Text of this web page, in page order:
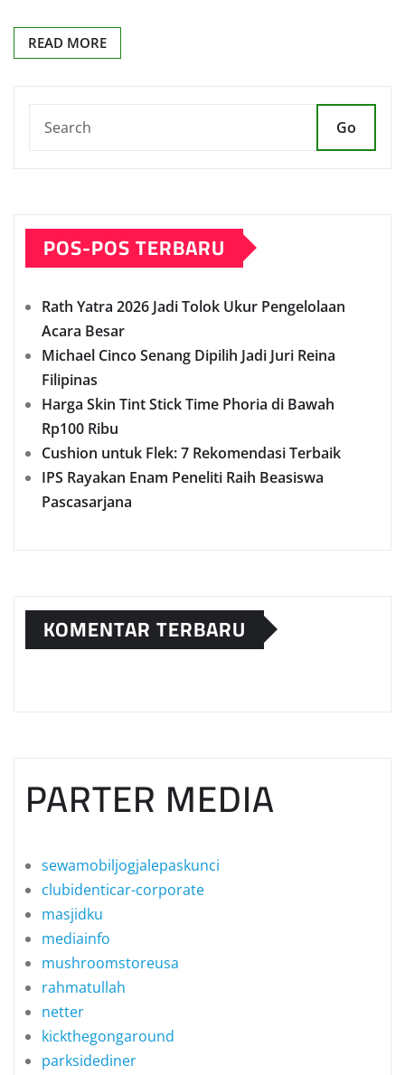
READ MORE
Go
POS-POS TERBARU
Rath Yatra 2026 Jadi Tolok Ukur Pengelolaan
Acara Besar
Michael Cinco Senang Dipilih Jadi Juri Reina
Filipinas
Harga Skin Tint Stick Time Phoria di Bawah
Rp100 Ribu
Cushion untuk Flek: 7 Rekomendasi Terbaik
IPS Rayakan Enam Peneliti Raih Beasiswa
Pascasarjana
KOMENTAR TERBARU
PARTER MEDIA
sewamobiljogjalepaskunci
clubidenticar-corporate
masjidku
mediainfo
mushroomstoreusa
rahmatullah
netter
kickthegongaround
parksidediner